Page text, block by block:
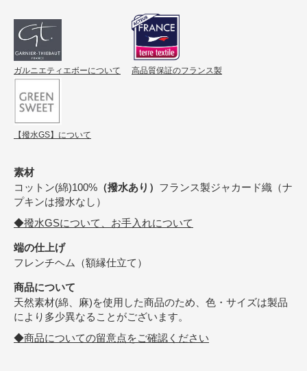
ガルニエティエボーについて 高品質保証のフランス製
【撥水GS】について
素材
コットン(綿)100% （撥水あり） フランス製ジャカード織（ナ
プキンは撥水なし）
◆撥水GSについて、お手入れについて
端の仕上げ
フレンチヘム（額縁仕立て）
商品について
天然素材(綿、麻)を使用した商品のため、色・サイズは製品
により多少異なることがございます。
◆商品についての留意点をご確認ください